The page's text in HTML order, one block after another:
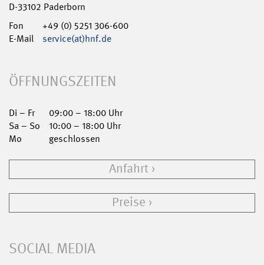
D-33102 Paderborn
Fon
+49 (0) 5251 306-600
E-Mail
service(at)hnf.de
ÖFFNUNGSZEITEN
Di – Fr
09:00 – 18:00 Uhr
Sa – So
10:00 – 18:00 Uhr
Mo
geschlossen
Anfahrt
Preise
SOCIAL MEDIA